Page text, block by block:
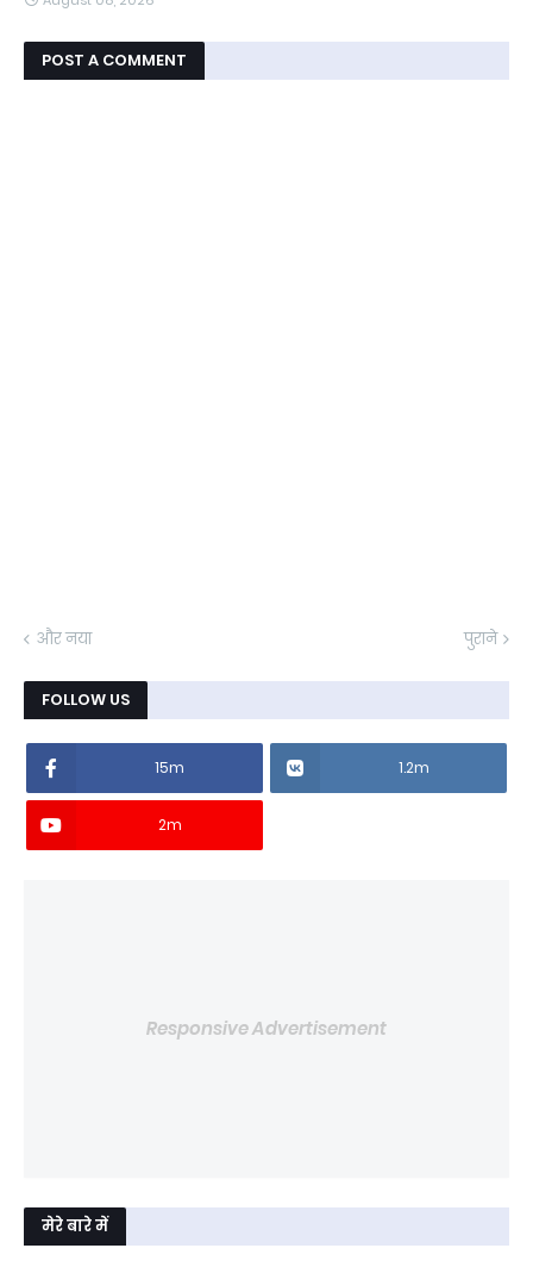
POST A COMMENT
और नया पुराने
FOLLOW US
15m 1.2m
2m
Responsive Advertisement
मेरे बारे में